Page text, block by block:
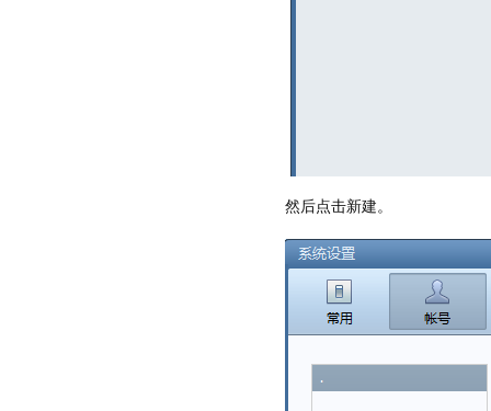
然后点击新建。